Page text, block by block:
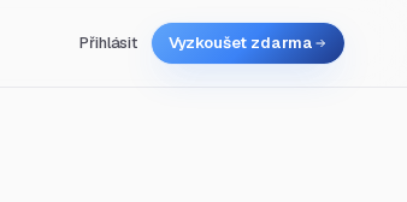
Přihlásit Vyzkoušet zdarma